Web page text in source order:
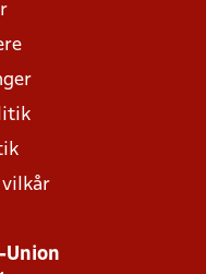
vilkår
Union